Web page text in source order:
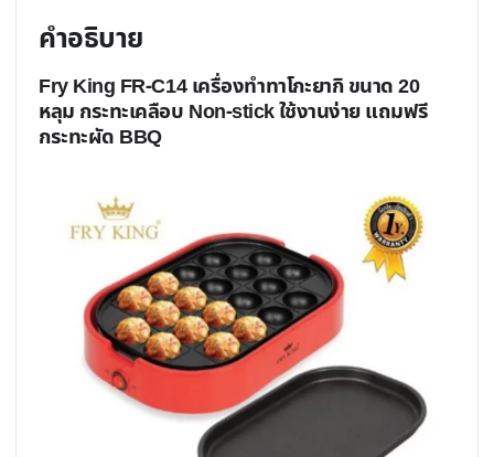
คำอธิบาย
Fry King FR-C14 เครื่องทำทาโกะยากิ ขนาด 20
หลุม กระทะเคลือบ Non-stick ใช้งานง่าย แถมฟรี
กระทะผัด BBQ